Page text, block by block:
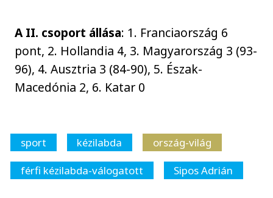
A II. csoport állása: 1. Franciaország 6
pont, 2. Hollandia 4, 3. Magyarország 3 (93-
96), 4. Ausztria 3 (84-90), 5. Észak-
Macedónia 2, 6. Katar 0
sport kézilabda
ország-világ
férfi kézilabda-válogatott
Sipos Adrián